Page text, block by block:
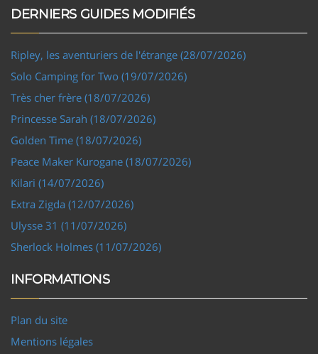
DERNIERS GUIDES MODIFIÉS
Ripley, les aventuriers de l'étrange (28/07/2026)
Solo Camping for Two (19/07/2026)
Très cher frère (18/07/2026)
Princesse Sarah (18/07/2026)
Golden Time (18/07/2026)
Peace Maker Kurogane (18/07/2026)
Kilari (14/07/2026)
Extra Zigda (12/07/2026)
Ulysse 31 (11/07/2026)
Sherlock Holmes (11/07/2026)
INFORMATIONS
Plan du site
Mentions légales